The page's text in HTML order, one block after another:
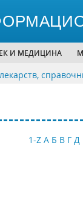
И МЕДИЦИНА
1-Z А Б В Г Д